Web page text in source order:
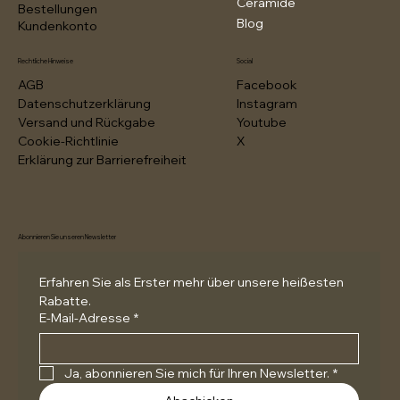
Blog
Rechtliche Hinweise
AGB
Datenschutzerklärung
Versand und Rückgabe
Cookie-Richtlinie
Erklärung zur Barrierefreiheit
Bestellungen
Kundenkonto
Social
Facebook
Instagram
Youtube
X
Abonnieren Sie unseren Newsletter
Erfahren Sie als Erster mehr über unsere heißesten
Rabatte.
E-Mail-Adresse *
Ja, abonnieren Sie mich für Ihren Newsletter. *